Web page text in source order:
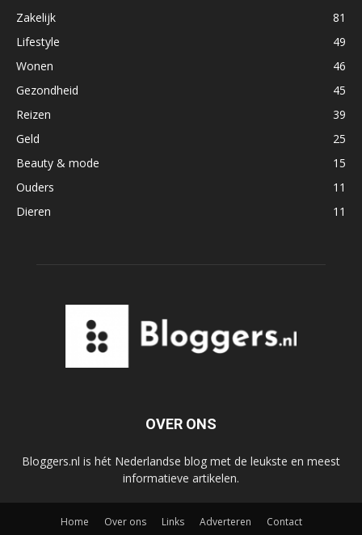
Zakelijk
81
Lifestyle
49
Wonen
46
Gezondheid
45
Reizen
39
Geld
25
Beauty & mode
15
Ouders
11
Dieren
11
OVER ONS
Bloggers.nl is hét Nederlandse blog met de leukste en meest
informatieve artikelen.
Home Over ons Links Adverteren Contact